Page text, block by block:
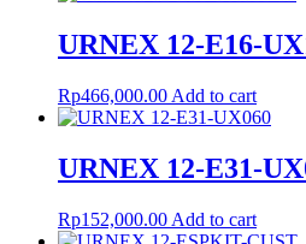
URNEX 12-E16-
Rp466,000.00 Add to cart
URNEX 12-E31-
Rp152,000.00 Add to cart